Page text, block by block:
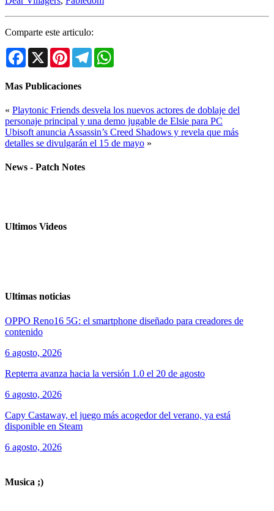
Comparte este articulo:
Facebook
X PinterestTelegram
Mas Publicaciones
« Playtonic Friends desvela los nuevos actores de doblaje del
personaje principal y una demo jugable de Elsie para PC
Ubisoft anuncia Assassin’s Creed Shadows y revela que más
detalles se divulgarán el 15 de mayo »
News - Patch Notes
Ultimos Videos
Ultimas noticias
OPPO Reno16 5G: el smartphone diseñado para creadores de
contenido
6 agosto, 2026
Repterra avanza hacia la versión 1.0 el 20 de agosto
6 agosto, 2026
Capy Castaway, el juego más acogedor del verano, ya está
disponible en Steam
6 agosto, 2026
Musica ;)